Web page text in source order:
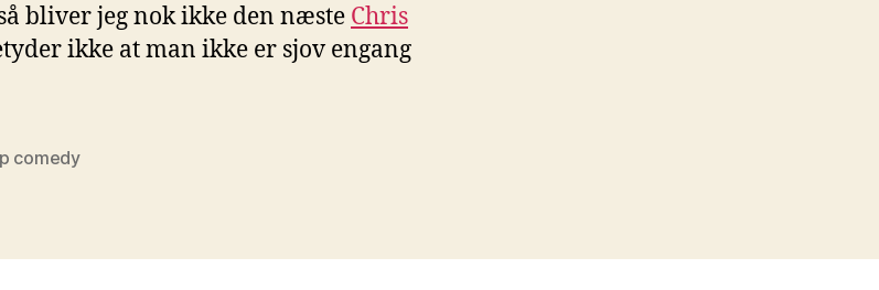
bliver jeg nok ikke den næste Chris
ikke at man ikke er sjov engang
comedy